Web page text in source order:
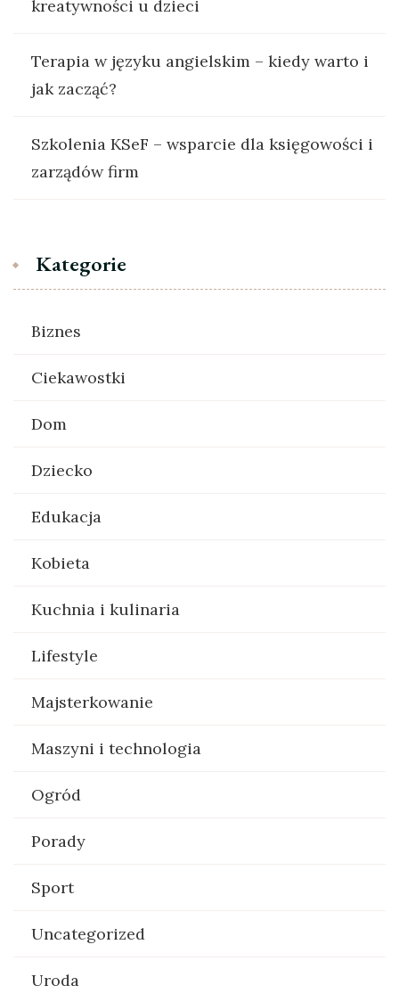
kreatywności u dzieci
Terapia w języku angielskim – kiedy warto i
jak zacząć?
Szkolenia KSeF – wsparcie dla księgowości i
zarządów firm
Kategorie
Biznes
Ciekawostki
Dom
Dziecko
Edukacja
Kobieta
Kuchnia i kulinaria
Lifestyle
Majsterkowanie
Maszyni i technologia
Ogród
Porady
Sport
Uncategorized
Uroda